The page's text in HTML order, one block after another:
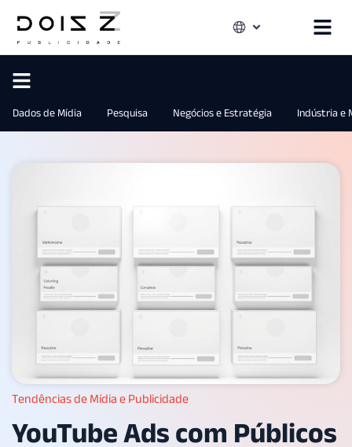
Dados de Mídia Pesquisa Negócios e Estratégia Indústria e
Tendências de Mídia e Publicidade
YouTube Ads com Públicos